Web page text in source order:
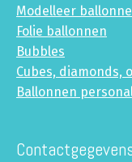
Modelleer
Folie ballonnen
Bubbles
Cubes, diamonds,
Ballonnen